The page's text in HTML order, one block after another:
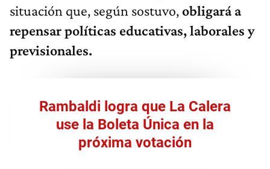
situación que, según sostuvo,obligará a
repensar políticas educativas, laborales y
previsionales.
Rambaldi logra que La Calera
use la Boleta Única en la
próxima votación​